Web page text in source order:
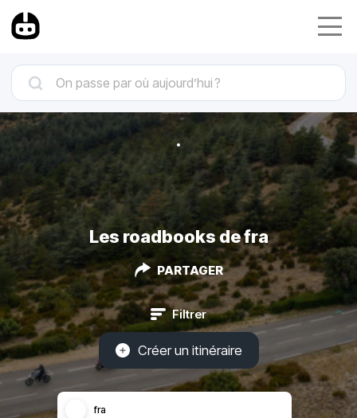
Les roadbooks de fra
PARTAGER
Filtrer
Créer un itinéraire
fra